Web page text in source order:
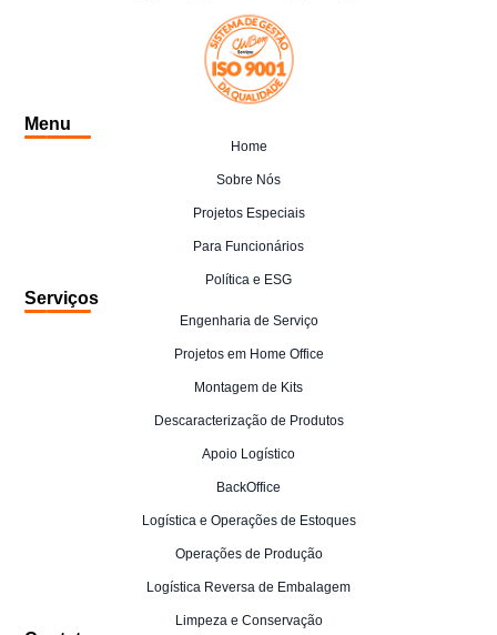
Menu
Home
Sobre Nós
Projetos Especiais
Para Funcionários
Política e ESG
Serviços
Engenharia de Serviço
Projetos em Home Office
Montagem de Kits
Descaracterização de Produtos
Apoio Logístico
BackOffice
Logística e Operações de Estoques
Operações de Produção
Logística Reversa de Embalagem
Limpeza e Conservação